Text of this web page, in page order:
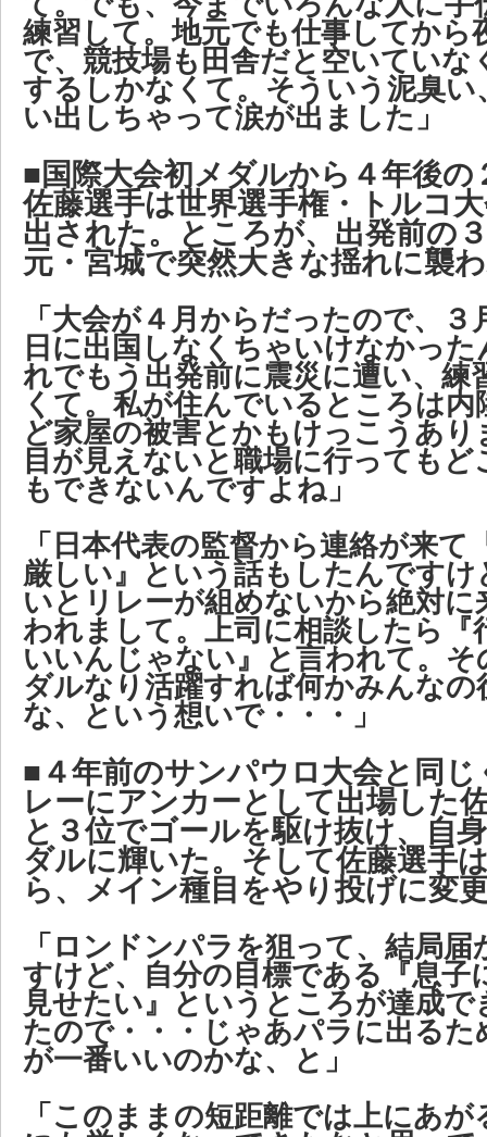
練習して。地元でも仕事してから
で、競技場も田舎だと空いていな
するしかなくて。そういう泥臭い
い出しちゃって涙が出ました」
■国際大会初メダルから４年後の
佐藤選手は世界選手権・トルコ
出された。ところが、出発前の
元・宮城で突然大きな揺れに襲
「大会が４月からだったので、３
日に出国しなくちゃいけなかっ
れでもう出発前に震災に遭い、練
くて。私が住んでいるところは
ど家屋の被害とかもけっこうあ
目が見えないと職場に行っても
もできないんですよね」
「日本代表の監督から連絡が来て
厳しい』という話もしたんですけ
いとリレーが組めないから絶対に
われまして。上司に相談したら『
いいんじゃない』と言われて。そ
ダルなり活躍すれば何かみんなの
な、という想いで・・・」
■４年前のサンパウロ大会と同
レーにアンカーとして出場した
と３位でゴールを駆け抜け、自
ダルに輝いた。そして佐藤選手
ら、メイン種目をやり投げに変
「ロンドンパラを狙って、結局
すけど、自分の目標である『息子
見せたい』というところが達成
たので・・・じゃあパラに出るた
が一番いいのかな、と」
「このままの短距離では上にあ